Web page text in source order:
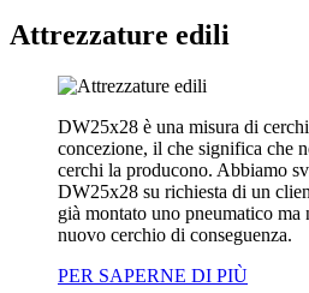
Attrezzature edili
DW25x28 è una misura di
concezione, il che significa che
cerchi la producono. Abbiamo
DW25x28 su richiesta di un
già montato uno pneumatico ma
nuovo cerchio di conseguenza.
PER SAPERNE DI PIÙ